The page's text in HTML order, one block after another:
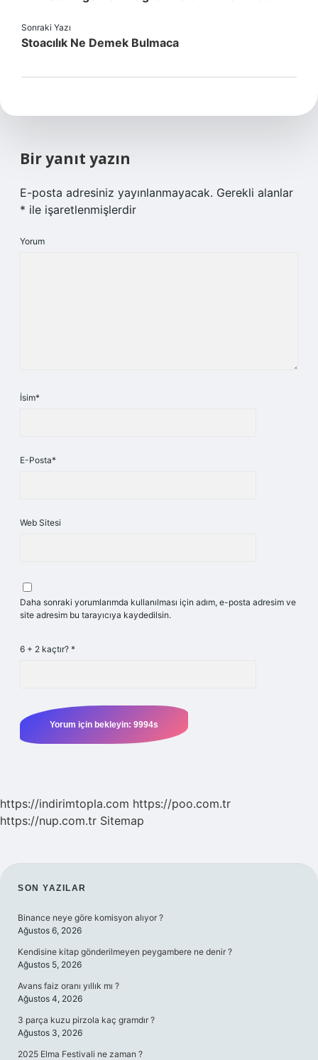
Sonraki Yazı
Stoacılık Ne Demek Bulmaca
Bir yanıt yazın
E-posta adresiniz yayınlanmayacak. Gerekli alanlar
* ile işaretlenmişlerdir
Yorum
İsim*
E-Posta*
Web Sitesi
Daha sonraki yorumlarımda kullanılması için adım, e-posta adresim ve
site adresim bu tarayıcıya kaydedilsin.
6 + 2 kaçtır? *
https://indirimtopla.com https://poo.com.tr
https://nup.com.tr Sitemap
SIDEBAR
SON YAZILAR
Binance neye göre komisyon alıyor ?
Ağustos 6, 2026
Kendisine kitap gönderilmeyen peygambere ne denir ?
Ağustos 5, 2026
Avans faiz oranı yıllık mı ?
Ağustos 4, 2026
3 parça kuzu pirzola kaç gramdır ?
Ağustos 3, 2026
2025 Elma Festivali ne zaman ?